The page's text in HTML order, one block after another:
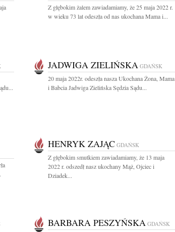
Z głębokim żalem zawiadamiamy, że 25 maja 2022 r.
w wieku 73 lat odeszła od nas ukochana Mama i...
JADWIGA ZIELIŃSKA GDAŃSK
20 maja 2022r. odeszła nasza Ukochana Żona, Mama
i Babcia Jadwiga Zielińska Sędzia Sądu...
HENRYK ZAJĄC GDAŃSK
Z głębokim smutkiem zawiadamiamy, że 13 maja
2022 r. odszedł nasz ukochany Mąż, Ojciec i
Dziadek...
BARBARA PESZYŃSKA GDAŃSK